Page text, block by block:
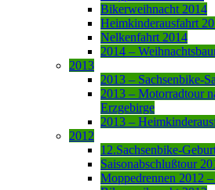
Bikerweihnacht 2014
Heimkinderausfahrt
Nelkenfahrt 2014
2014 –
2013
2013 – Sachsenbike-
2013 – Motorradtour
Erzgebirge
2013 –
2012
12.Sachsenbike-
Saisonabschlußtour
Moppedrennen 2012